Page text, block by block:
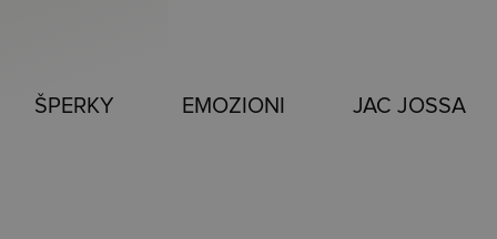
ŠPERKY EMOZIONI JAC JOSSA